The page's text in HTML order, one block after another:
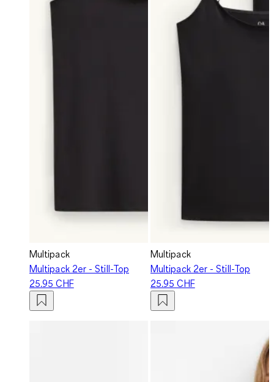
Multipack
Multipack 2er - Still-Top
25.95 CHF
Multipack
Multipack 2er - Still-Top
25.95 CHF